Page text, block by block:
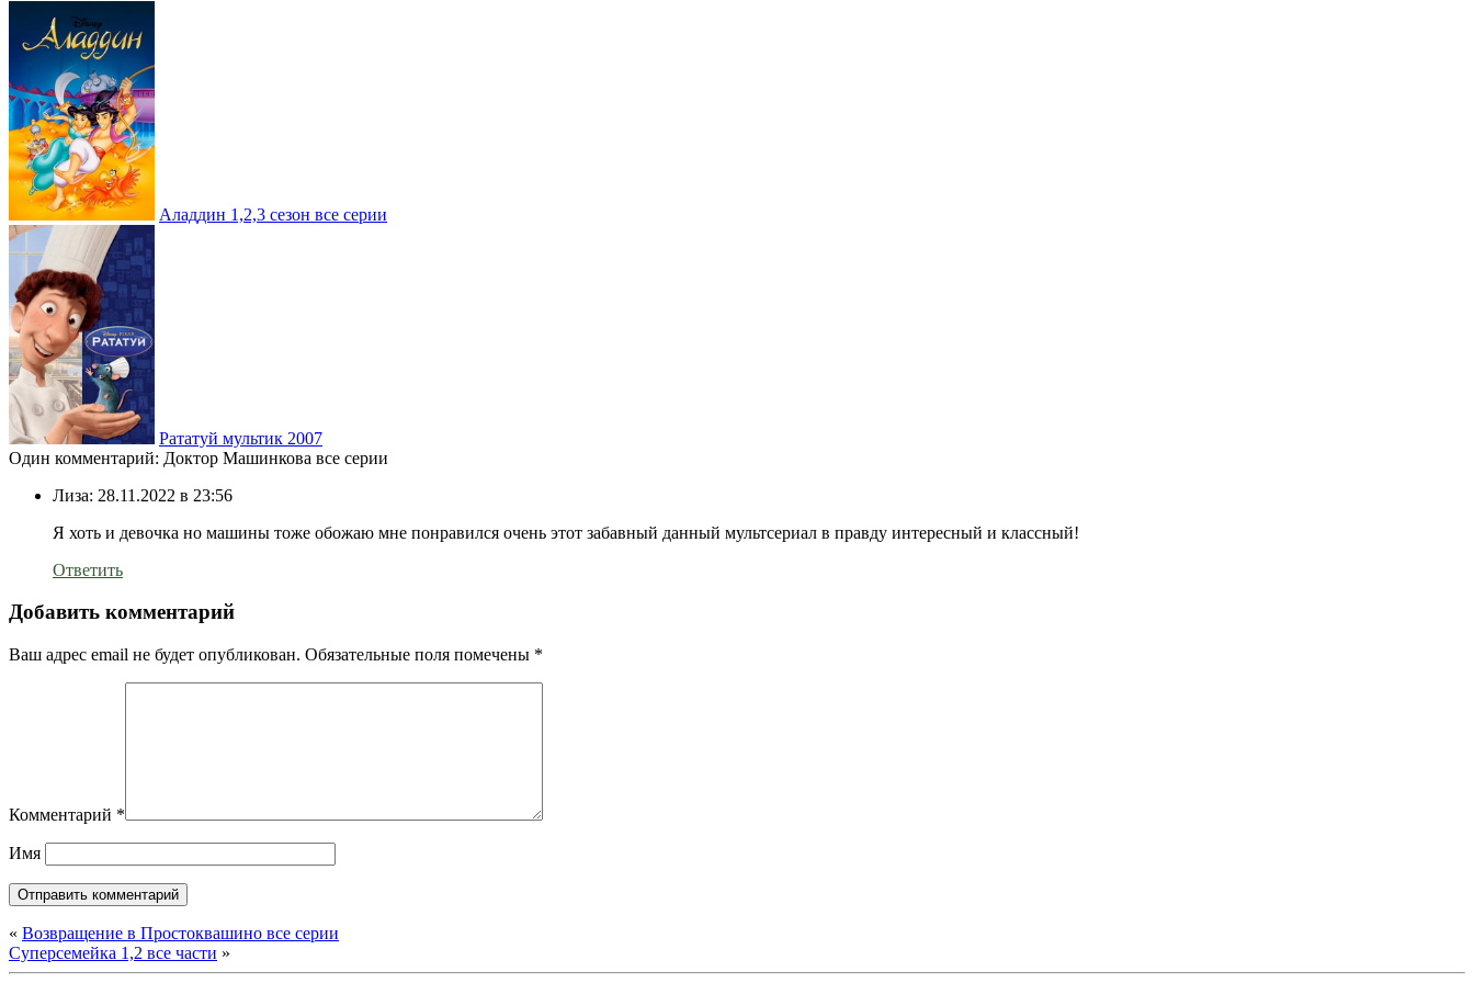
Аладдин 1,2,3 сезон все серии
Рататуй мультик 2007
Один комментарий: Доктор Машинкова все серии
Лиза: 28.11.2022 в 23:56
Я хоть и девочка но машины тоже обожаю мне понравился очень этот забавный данный мультсериал в правду интересный и классный!
Ответить
Добавить комментарий
Ваш адрес email не будет опубликован. Обязательные поля помечены *
Комментарий *
Имя
« Возвращение в Простоквашино все серии
Суперсемейка 1,2 все части »